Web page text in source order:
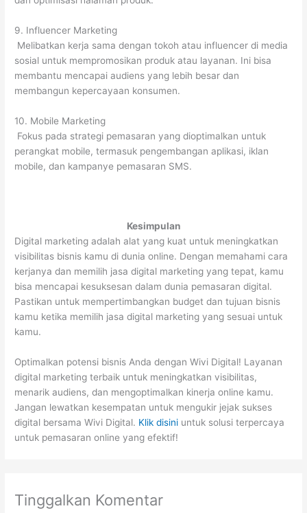
9. Influencer Marketing
Melibatkan kerja sama dengan tokoh atau influencer di media
sosial untuk mempromosikan produk atau layanan. Ini bisa
membantu mencapai audiens yang lebih besar dan
membangun kepercayaan konsumen.
10. Mobile Marketing
Fokus pada strategi pemasaran yang dioptimalkan untuk
perangkat mobile, termasuk pengembangan aplikasi, iklan
mobile, dan kampanye pemasaran SMS.
Kesimpulan
Digital marketing adalah alat yang kuat untuk meningkatkan
visibilitas bisnis kamu di dunia online. Dengan memahami cara
kerjanya dan memilih jasa digital marketing yang tepat, kamu
bisa mencapai kesuksesan dalam dunia pemasaran digital.
Pastikan untuk mempertimbangkan budget dan tujuan bisnis
kamu ketika memilih jasa digital marketing yang sesuai untuk
kamu.
Optimalkan potensi bisnis Anda dengan Wivi Digital! Layanan
digital marketing terbaik untuk meningkatkan visibilitas,
menarik audiens, dan mengoptimalkan kinerja online kamu.
Jangan lewatkan kesempatan untuk mengukir jejak sukses
digital bersama Wivi Digital. Klik disini untuk solusi terpercaya
untuk pemasaran online yang efektif!
Tinggalkan Komentar